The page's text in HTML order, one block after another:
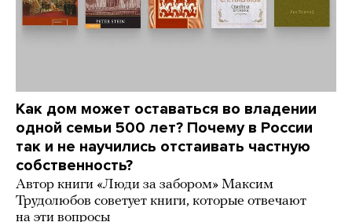
Как дом может оставаться во владении
одной семьи 500 лет? Почему в России
так и не научились отстаивать частную
собственность?
Автор книги «Люди за забором» Максим
Трудолюбов советует книги, которые отвечают
на эти вопросы